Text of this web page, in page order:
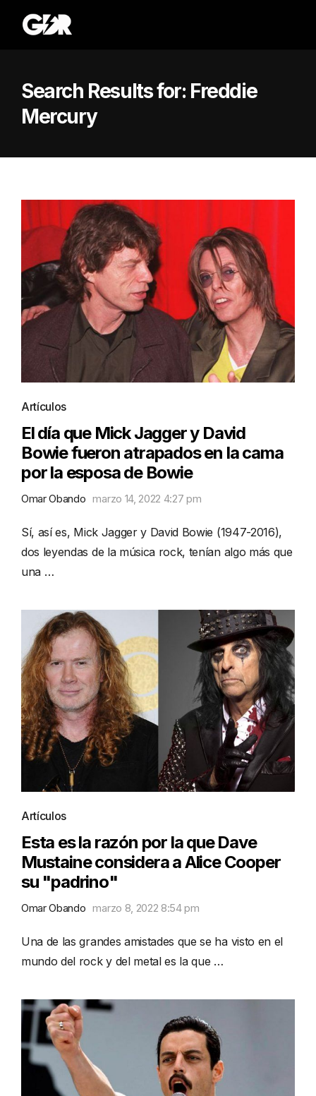
Search Results for: Freddie
Mercury
Artículos
El día que Mick Jagger y David
Bowie fueron atrapados en la cama
por la esposa de Bowie
Omar Obando marzo 14, 2022 4:27 pm
Sí, así es, Mick Jagger y David Bowie (1947-2016),
dos leyendas de la música rock, tenían algo más que
una …
Artículos
Esta es la razón por la que Dave
Mustaine considera a Alice Cooper
su "padrino"
Omar Obando marzo 8, 2022 8:54 pm
Una de las grandes amistades que se ha visto en el
mundo del rock y del metal es la que …